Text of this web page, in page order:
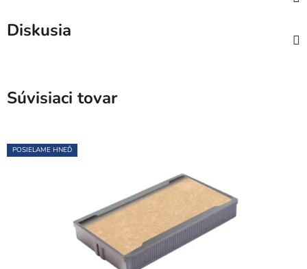
Diskusia
Súvisiaci tovar
POSIELAME HNEĎ